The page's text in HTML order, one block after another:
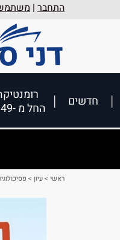
התחבר |
חדשים
החל מ -49 ₪
ראשי >עיון >